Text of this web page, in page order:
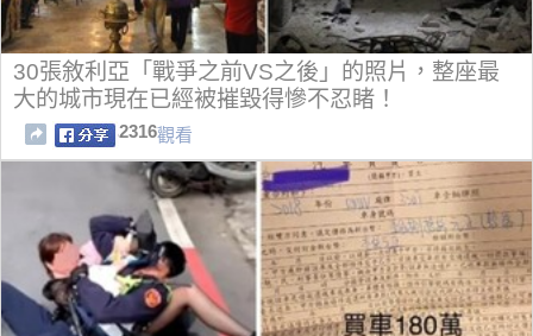
30張敘利亞「戰爭之前VS之後」的照片，整座最
大的城市現在已經被摧毀得慘不忍睹！
2316觀看